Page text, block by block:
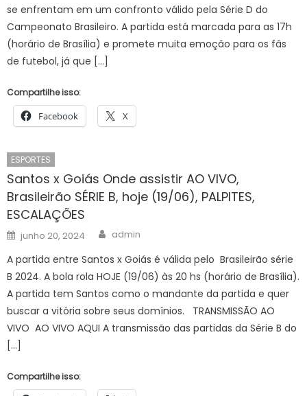
se enfrentam em um confronto válido pela Série D do
Campeonato Brasileiro. A partida está marcada para as 17h
(horário de Brasília) e promete muita emoção para os fãs
de futebol, já que […]
Compartilhe isso:
Facebook X
ESPORTES
Santos x Goiás Onde assistir AO VIVO,
Brasileirão SÉRIE B, hoje (19/06), PALPITES,
ESCALAÇÕES
Posted
on
junho 20, 2024 Author
admin
A partida entre Santos x Goiás é válida pelo Brasileirão série
B 2024. A bola rola HOJE (19/06) às 20 hs (horário de Brasília).
A partida tem Santos como o mandante da partida e quer
buscar a vitória sobre seus domínios. TRANSMISSÃO AO
VIVO AO VIVO AQUI A transmissão das partidas da Série B do
[…]
Compartilhe isso: